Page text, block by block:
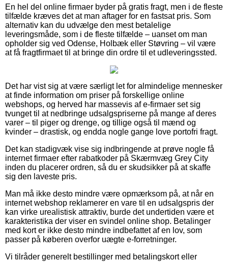
En hel del online firmaer byder på gratis fragt, men i de fleste
tilfælde kræves det at man aftager for en fastsat pris. Som
alternativ kan du udvælge den mest betalelige
leveringsmåde, som i de fleste tilfælde – uanset om man
opholder sig ved Odense, Holbæk eller Støvring – vil være
at få fragtfirmaet til at bringe din ordre til et udleveringssted.
Det har vist sig at være særligt let for almindelige mennesker
at finde information om priser på forskellige online
webshops, og herved har massevis af e-firmaer set sig
tvunget til at nedbringe udsalgspriserne på mange af deres
varer – til piger og drenge, og tillige også til mænd og
kvinder – drastisk, og endda nogle gange love portofri fragt.
Det kan stadigvæk vise sig indbringende at prøve nogle få
internet firmaer efter rabatkoder på Skærmvæg Grey City
inden du placerer ordren, så du er skudsikker på at skaffe
sig den laveste pris.
Man må ikke desto mindre være opmærksom på, at når en
internet webshop reklamerer en vare til en udsalgspris der
kan virke urealistisk attraktiv, burde det undertiden være et
karakteristika der viser en svindel online shop. Betalinger
med kort er ikke desto mindre indbefattet af en lov, som
passer på køberen overfor uægte e-forretninger.
Vi tilråder generelt bestillinger med betalingskort eller